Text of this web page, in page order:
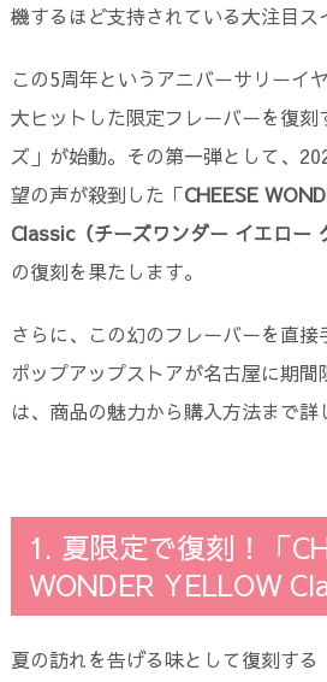
機するほど支持されている大注目ス
この5周年というアニバーサリーイ
大ヒットした限定フレーバーを復
ズ」が始動。その第一弾として、
望の声が殺到した「CHEESE
Classic（チーズワンダー イエロー
の復刻を果たします。
さらに、この幻のフレーバーを直接
ポップアップストアが名古屋に期
は、商品の魅力から購入方法まで詳
1. 夏限定で復刻！「
WONDER YELLOW
夏の訪れを告げる味として復刻する